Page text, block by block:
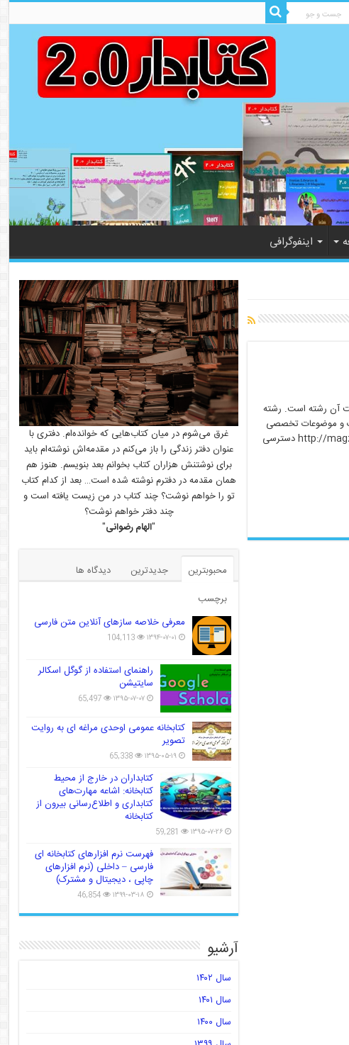
اینفوگرافی
آن رشته است. رشته
و موضوعات تخصصی
در داخل و خارج از کشور است. از این رو در سایت یابش مگز به آدرس http://magz.yabesh.ir/magz دسترسی
غرق می‌شوم در میان کتاب‌هایی که خوانده‌ام. دفتری با
عنوان دفتر زندگی را باز می‌کنم در مقدمه‌اش نوشته‌ام باید
برای نوشتنش هزاران کتاب بخوانم بعد بنویسم. هنوز هم
همان مقدمه در دفترم نوشته شده است… بعد از کدام کتاب
تو را خواهم نوشت؟ چند کتاب در من زیست یافته است و
چند دفتر خواهم نوشت؟
"الهام رضوانی"
محبوبترین جدیدترین
دیدگاه ها
برچسب
معرفی خلاصه سازهای آنلاین متن فارسی
۱۳۹۴-۰۷-۰۱ 104,113
راهنمای استفاده از گوگل اسکالر
سایتیشن
۱۳۹۵-۰۷-۰۷ 65,497
کتابخانه عمومی اوحدی مراغه ای به روایت
تصویر
۱۳۹۵-۰۵-۱۹ 65,338
کتابداران در خارج از محیط
کتابخانه: اشاعه مهارت‌های
کتابداری و اطلاع‌رسانی بیرون از
کتابخانه
۱۳۹۵-۰۷-۲۶ 59,281
فهرست نرم افزارهای کتابخانه ای
فارسی – داخلی (نرم افزارهای
چاپی ، دیجیتال و مشترک)
۱۳۹۹-۰۳-۱۸ 46,854
آرشیو
سال ۱۴۰۲
سال ۱۴۰۱
سال ۱۴۰۰